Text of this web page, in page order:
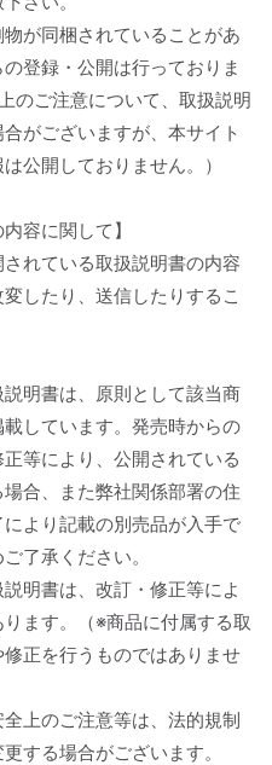
が同梱されていることがあ
登録・公開は行っておりま
のご注意について、取扱説明
がございますが、本サイト
公開しておりません。）
容に関して】
れている取扱説明書の内容
したり、送信したりするこ
明書は、原則として該当商
しています。発売時からの
等により、公開されている
合、また弊社関係部署の住
より記載の別売品が入手で
了承ください。
明書は、改訂・修正等によ
ます。（※商品に付属する取
正を行うものではありませ
上のご注意等は、法的規制
する場合がございます。